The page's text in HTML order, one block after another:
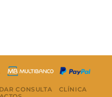
CONSULTA
CLÍNICA